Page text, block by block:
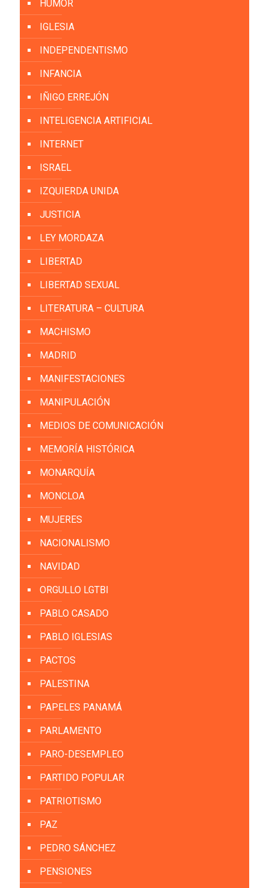
HUMOR
IGLESIA
INDEPENDENTISMO
INFANCIA
IÑIGO ERREJÓN
INTELIGENCIA ARTIFICIAL
INTERNET
ISRAEL
IZQUIERDA UNIDA
JUSTICIA
LEY MORDAZA
LIBERTAD
LIBERTAD SEXUAL
LITERATURA – CULTURA
MACHISMO
MADRID
MANIFESTACIONES
MANIPULACIÓN
MEDIOS DE COMUNICACIÓN
MEMORÍA HISTÓRICA
MONARQUÍA
MONCLOA
MUJERES
NACIONALISMO
NAVIDAD
ORGULLO LGTBI
PABLO CASADO
PABLO IGLESIAS
PACTOS
PALESTINA
PAPELES PANAMÁ
PARLAMENTO
PARO-DESEMPLEO
PARTIDO POPULAR
PATRIOTISMO
PAZ
PEDRO SÁNCHEZ
PENSIONES